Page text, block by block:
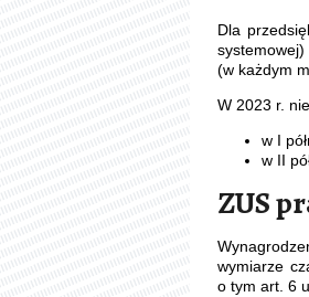
Dla
(w każdym
W 2023 r.
w I
w II
ZUS
wymiarze
o tym art. 6